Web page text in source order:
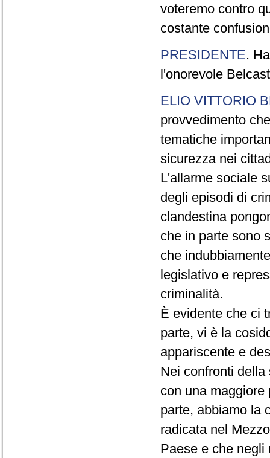
voteremo contro
costante
PRESIDENTE.
l'onorevole
ELIO VITTORIO
provvedimento
tematiche
sicurezza nei
L'allarme sociale
degli episodi di
clandestina
che in parte sono
che
legislativo e
criminalità.
È evidente che ci
parte, vi è la
appariscente e
Nei confronti
con una
parte, abbiamo la
radicata nel
Paese e che negli